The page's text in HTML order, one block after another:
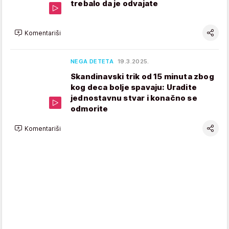
trebalo da je odvajate
Komentariši
NEGA DETETA 19.3.2025.
Skandinavski trik od 15 minuta zbog
kog deca bolje spavaju: Uradite
jednostavnu stvar i konačno se
odmorite
Komentariši